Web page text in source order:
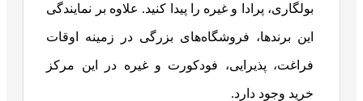
بولگاری، پرادا و غیره را پیدا کنید. علاوه بر نمایندگی
این برندها، فروشگاه‌های بزرگی در زمینه اوقات
فراغت، پذیرایی، فودکورت و غیره در این مرکز
خرید وجود دارد.